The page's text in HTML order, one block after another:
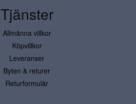
Tjänster
Allmänna villkor
Köpvillkor
Leveranser
Byten & returer
Returformulär